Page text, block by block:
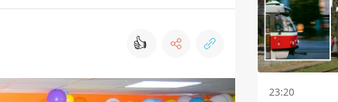
👍
23:20